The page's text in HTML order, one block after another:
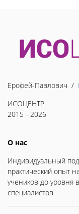
Ерофей-Павлович /
ИСОЦЕНТР
2015 - 2026
О нас
Индивидуальный
практический опыт
учеников до уровня
специалистов.